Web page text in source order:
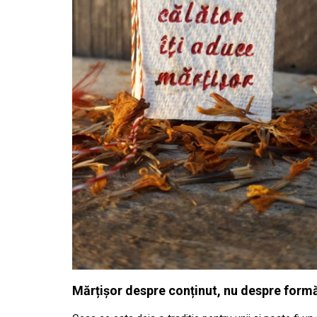
Mărțișor despre conținut, nu despre